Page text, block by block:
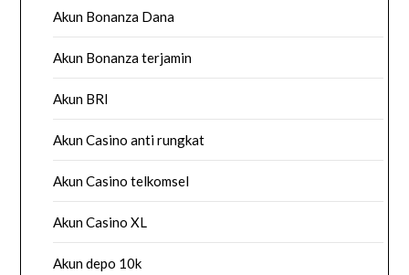
Akun Bonanza Dana
Akun Bonanza terjamin
Akun BRI
Akun Casino anti rungkat
Akun Casino telkomsel
Akun Casino XL
Akun depo 10k